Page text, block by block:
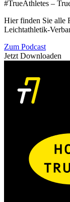
#TrueAthletes –
Hier finden Sie alle
Leichtathletik-
Zum Podcast
Jetzt Downloaden